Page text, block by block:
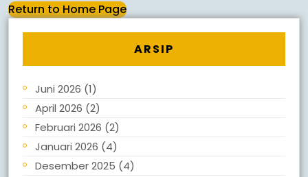
Return to Home Page
ARSIP
Juni 2026 (1)
April 2026 (2)
Februari 2026 (2)
Januari 2026 (4)
Desember 2025 (4)